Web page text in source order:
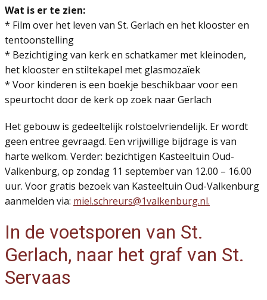
Wat is er te zien:
* Film over het leven van St. Gerlach en het klooster en
tentoonstelling
* Bezichtiging van kerk en schatkamer met kleinoden,
het klooster en stiltekapel met glasmozaïek
* Voor kinderen is een boekje beschikbaar voor een
speurtocht door de kerk op zoek naar Gerlach
Het gebouw is gedeeltelijk rolstoelvriendelijk. Er wordt
geen entree gevraagd. Een vrijwillige bijdrage is van
harte welkom. Verder: bezichtigen Kasteeltuin Oud-
Valkenburg, op zondag 11 september van 12.00 – 16.00
uur. Voor gratis bezoek van Kasteeltuin Oud-Valkenburg
aanmelden via: miel.schreurs@1valkenburg.nl.
In de voetsporen van St.
Gerlach, naar het graf van St.
Servaas